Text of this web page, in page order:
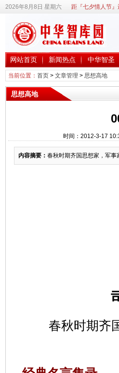
2026年8月8日 星期六 距『七夕情人节』
网站首页 新闻热点 中华智圣
当前位置： 首页> 文章管理 > 思想高地
思想高地
时间：2012-3-17
内容摘要： 春秋时期齐国思想家，军事
春秋时期齐